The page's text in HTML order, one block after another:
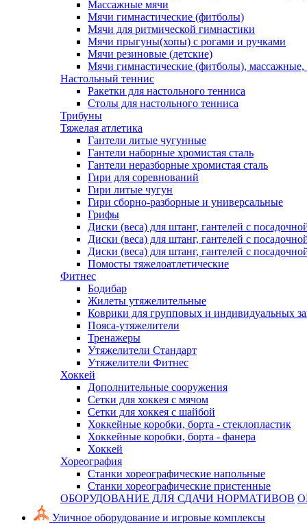
Массажные мячи
Мячи гимнастические (фитболы)
Мячи для ритмической гимнастики
Мячи прыгуны(хопы) с рогами и ручками
Мячи резиновые (детские)
Мячи гимнастические (фитболы),
Настольный теннис
Ракетки для настольного тенниса
Столы для настольного тенниса
Трибуны
Тяжелая атлетика
Гантели литые чугунные
Гантели наборные хромистая сталь
Гантели неразборные хромистая сталь
Гири для соревнований
Гири литые чугун
Гири сборно-разборные и универсальные
Грифы
Диски (веса) для штанг, гантелей с
Диски (веса) для штанг, гантелей с
Диски (веса) для штанг, гантелей с
Помосты тяжелоатлетические
Фитнес
Бодибар
Жилеты утяжелительные
Коврики для групповых и индивидуальных
Пояса-утяжелители
Тренажеры
Утяжелители Стандарт
Утяжелители Фитнес
Хоккей
Дополнительные сооружения
Сетки для хоккея с мячом
Сетки для хоккея с шайбой
Хоккейные коробки, борта - стеклопластик
Хоккейные коробки, борта - фанера
Хоккей
Хореография
Станки хореографические напольные
Станки хореографические пристенные
ОБОРУДОВАНИЕ ДЛЯ СДАЧИ НОРМАТИВОВ
Уличное оборудование и игровые комплексы